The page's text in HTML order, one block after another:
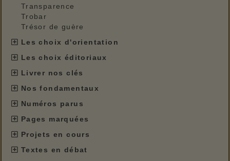
Transparence
Trobar
Trésor de guère
Les choix d'orientation
Les choix éditoriaux
Livrer nos clés
Nos fondamentaux
Numéros parus
Pages marquées
Projets en cours
Textes en débat